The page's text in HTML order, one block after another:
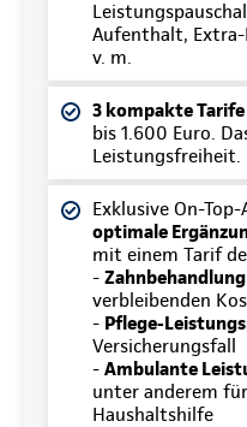
Aufenthalt, Extra-
v. m.
3 kompakte Tarife
bis 1.600 Euro.
Leistungsfreiheit.
Exklusive On-
optimale
mit einem Tarif
-
verbleibenden
- Pflege-
Versicherungsfall
- Ambulante
unter anderem
Haushaltshilfe